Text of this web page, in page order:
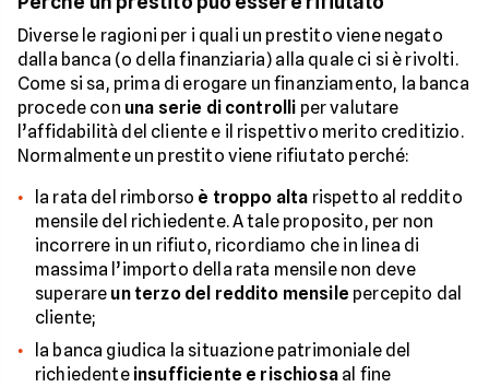
Diverse le ragioni per i quali un prestito viene negato
dalla banca (o della finanziaria) alla quale ci si è rivolti.
Come si sa, prima di erogare un finanziamento, la banca
procede con una serie di controlli per valutare
l’affidabilità del cliente e il rispettivo merito creditizio.
Normalmente un prestito viene rifiutato perché:
la rata del rimborso è troppo alta rispetto al reddito
mensile del richiedente. A tale proposito, per non
incorrere in un rifiuto, ricordiamo che in linea di
massima l’importo della rata mensile non deve
superare un terzo del reddito mensile percepito dal
cliente;
la banca giudica la situazione patrimoniale del
richiedente insufficiente e rischiosaal fine